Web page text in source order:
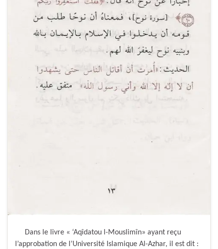
Dans le livre « ‘Aqîdatou l-Mouslimîn» ayant reçu
l’approbation de l’Université Islamique Al-Azhar, il est dit :